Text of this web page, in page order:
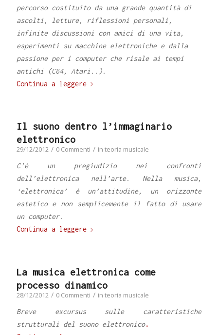
percorso costituito da una grande quantità di
ascolti, letture, riflessioni personali,
infinite discussioni con amici di una vita,
esperimenti su macchine elettroniche e dalla
passione per i computer che risale ai tempi
antichi (C64, Atari..).
Continua a leggere
Il suono dentro l’immaginario
elettronico
29/12/2012 / 0 Commenti / in teoria musicale
C’è un pregiudizio nei confronti
dell’elettronica nell’arte. Nella musica,
‘elettronica’ è un’attitudine, un orizzonte
estetico e non semplicemente il fatto di usare
un computer.
Continua a leggere
La musica elettronica come
processo dinamico
28/12/2012 / 0 Commenti / in teoria musicale
Breve excursus sulle caratteristiche
strutturali del suono elettronico.